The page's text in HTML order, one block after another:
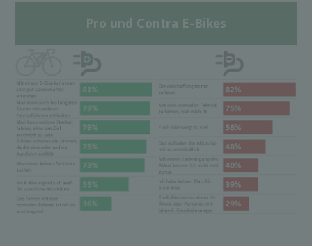
Pro und Contra E-Bikes